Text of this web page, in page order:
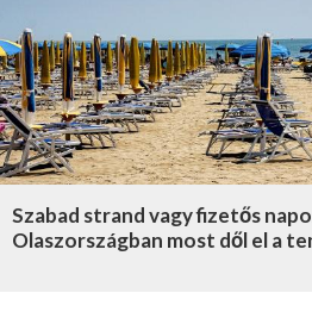
Szabad strand vagy fizetős
Olaszországban most dől el a